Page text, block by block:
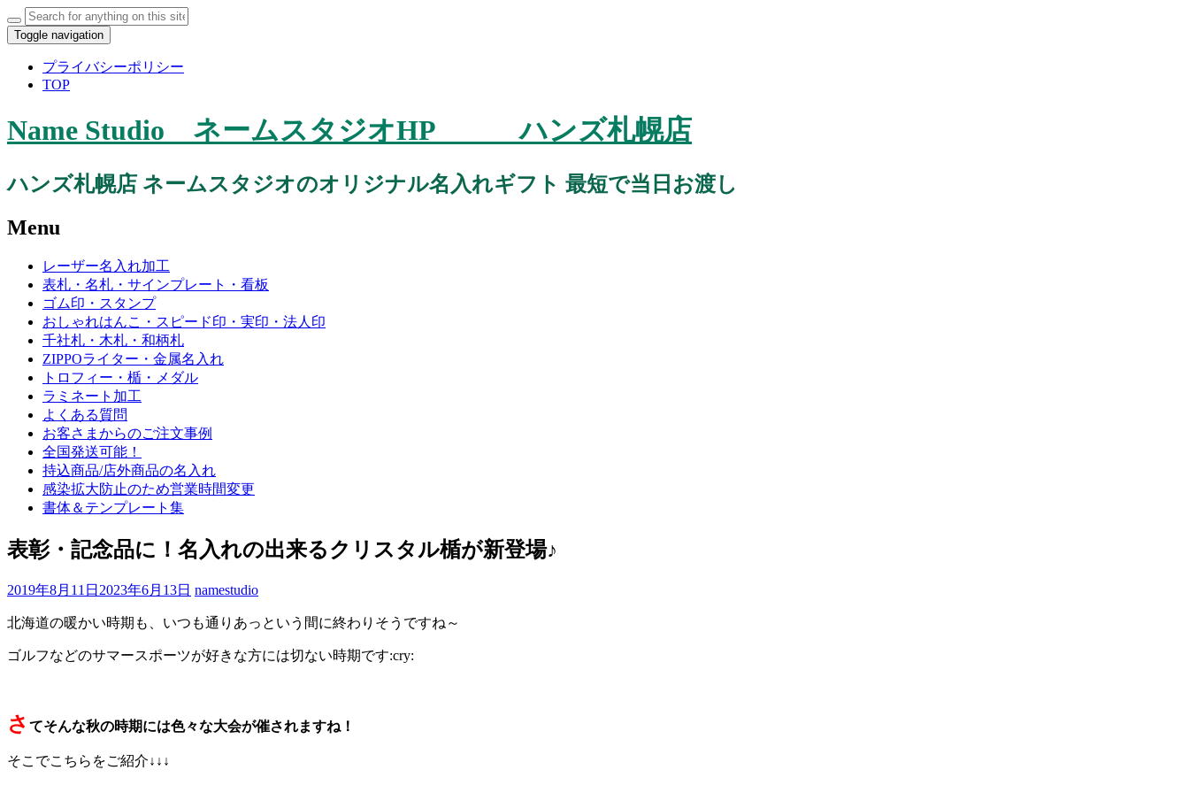
Search
for:
Toggle navigation
プライバシーポリシー
TOP
Name Studio ネームスタジオHP ハンズ札幌店
ハンズ札幌店 ネームスタジオのオリジナル名入れギフト 最短で当日お渡し
Menu
Skip
content
レーザー名入れ加工
表札・名札・サインプレート・看板
ゴム印・スタンプ
おしゃれはんこ・スピード印・実印・法人印
千社札・木札・和柄札
ZIPPOライター・金属名入れ
トロフィー・楯・メダル
ラミネート加工
よくある質問
お客さまからのご注文事例
全国発送可能！
持込商品/店外商品の名入れ
感染拡大防止のため営業時間変更
書体＆テンプレート集
表彰・記念品に！名入れの出来るクリスタル楯が新登場♪
2019年8月11日 2023年6月13日 namestudio
北海道の暖かい時期も、いつも通りあっという間に終わりそうですね～
ゴルフなどのサマースポーツが好きな方には切ない時期です:cry:
さ てそんな秋の時期には色々な大会が催されますね！
そこでこちらをご紹介↓↓↓